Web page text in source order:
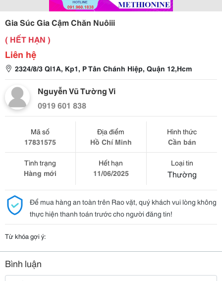
Gia Súc Gia Cậm Chăn Nuôiii
( HẾT HẠN )
Liên hệ
2324/8/3 Ql1A, Kp1, P Tân Chánh Hiệp, Quận 12,Hcm
Nguyễn Vũ Tường Vi
0919 601 838
Mã số
17831575
Địa điểm
Hồ Chí Minh
Hình thức
Cần bán
Tình trạng
Hàng mới
Hết hạn
11/06/2025
Loại tin
Thường
Để mua hàng an toàn trên Rao vặt, quý khách vui lòng không
thực hiện thanh toán trước cho người đăng tin!
Từ khóa gợi ý:
Bình luận